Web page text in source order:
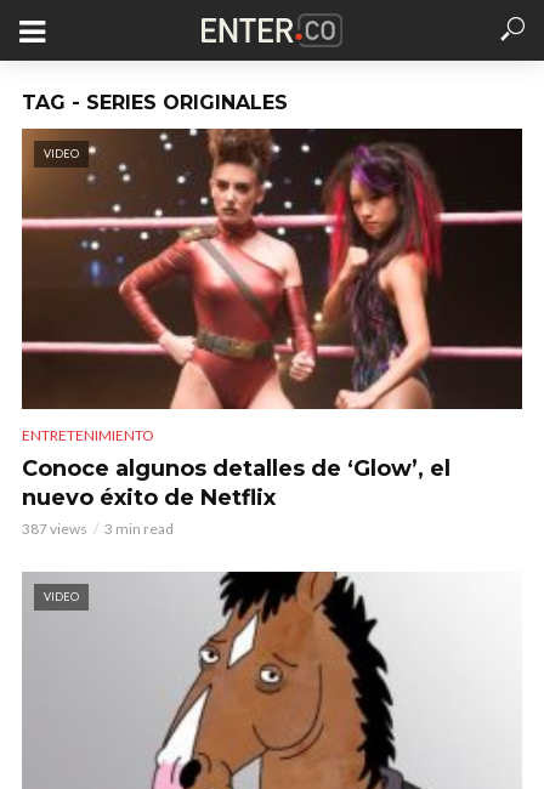
TAG - SERIES ORIGINALES
VIDEO
ENTRETENIMIENTO
Conoce algunos detalles de ‘Glow’, el
nuevo éxito de Netflix
387 views 3 min read
VIDEO